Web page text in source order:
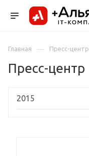
Главная Пресс-центр
Пресс-центр